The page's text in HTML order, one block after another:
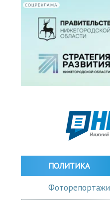
СОЦРЕКЛАМА
ПОЛИТИКА
Фоторепортажи